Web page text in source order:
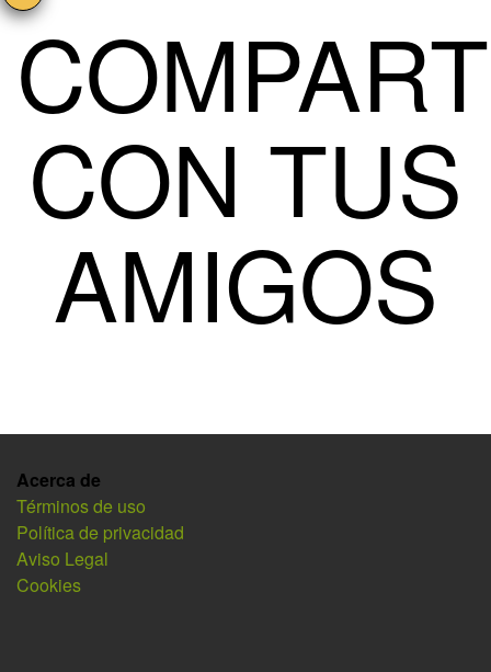
CON TUS
AMIGOS
Acerca de
Términos de uso
Política de privacidad
Aviso Legal
Cookies